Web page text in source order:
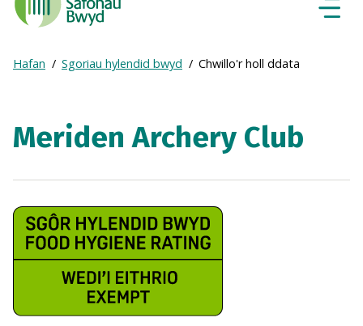
Standards
Agency
Frontpage
Breadcrumb
Expand
breadcrumb
Hafan Sgoriau hylendid bwyd Chwillo'r holl ddata
Meriden Archery Club